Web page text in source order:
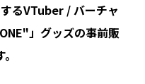
るVTuber / バーチャ
」グッズの事前販